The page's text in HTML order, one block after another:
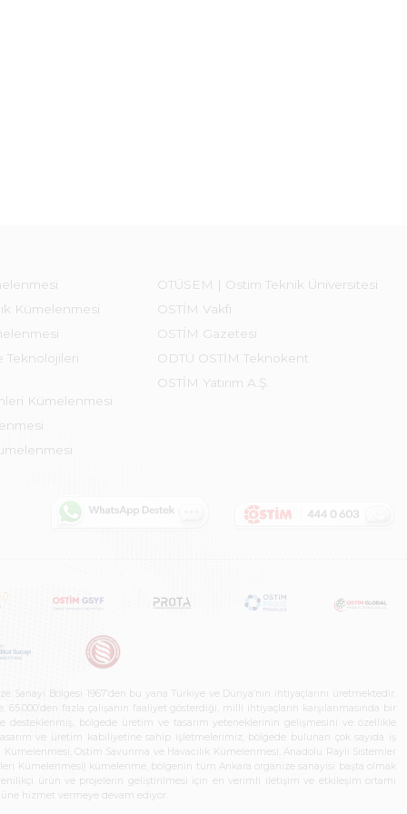
Kümelenmesi
Teknolojileri
Kümelenmesi
OTÜSEM | Ostim Teknik Üniversitesi
OSTİM Vakfı
OSTİM Gazetesi
ODTÜ OSTİM Teknokent
OSTİM Yatırım A.Ş.
Bölgesi 1967’den bu yana Türkiye ve Dünya’nın ihtiyaçlarını üretmektedir.
fazla çalışanın faaliyet gösterdiği, milli ihtiyaçların karşılanmasında bir
desteklenmiş, bölgede üretim ve tasarım yeteneklerinin gelişmesini ve özellikle
ve üretim kabiliyetine sahip işletmelerimiz, bölgede bulunan çok sayıda iş
Ostim Savunma ve Havacılık Kümelenmesi, Anadolu Raylı Sistemler
Kümelenmesi) kümelenme, bölgenin tüm Ankara organize sanayisi başta olmak
ürün ve projelerin geliştirilmesi için en verimli iletişim ve etkileşim ortamı
hizmet vermeye devam ediyor.